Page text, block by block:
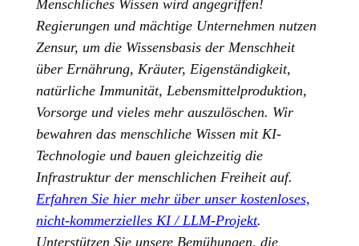
Menschliches Wissen wird angegriffen!
Regierungen und mächtige Unternehmen nutzen
Zensur, um die Wissensbasis der Menschheit
über Ernährung, Kräuter, Eigenständigkeit,
natürliche Immunität, Lebensmittelproduktion,
Vorsorge und vieles mehr auszulöschen. Wir
bewahren das menschliche Wissen mit KI-
Technologie und bauen gleichzeitig die
Infrastruktur der menschlichen Freiheit auf.
Erfahren Sie hier mehr über unser kostenloses,
nicht-kommerzielles KI / LLM-Projekt.
Unterstützen Sie unsere Bemühungen, die